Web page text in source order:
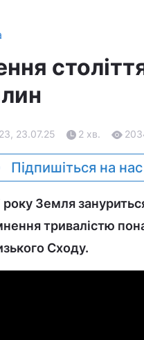
23.07.25 2 хв.
Підпишіться на
Земля
тривалістю
Сходу.